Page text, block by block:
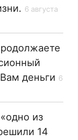
6 августа
деньги 6
из
14